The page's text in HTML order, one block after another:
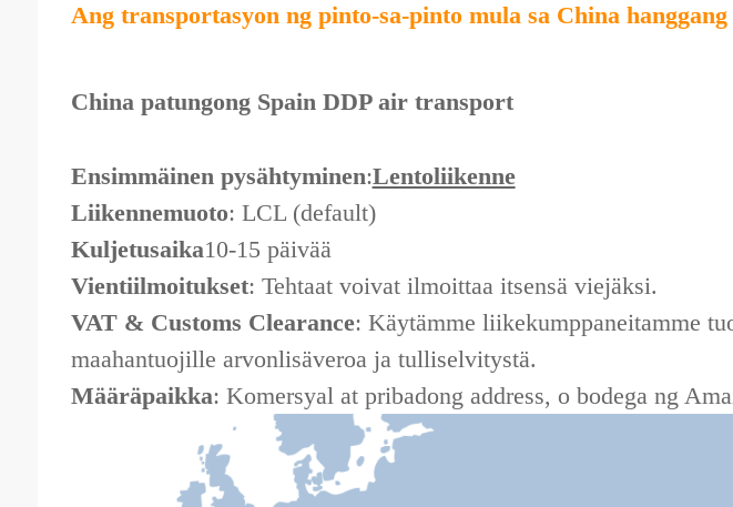
Ang transportasyon ng pinto-sa-pinto mula sa China hanggang
China patungong Spain DDP air transport
Ensimmäinen pysähtyminen:Lentoliikenne
Liikennemuoto: LCL (default)
Kuljetusaika10-15 päivää
Vientiilmoitukset: Tehtaat voivat ilmoittaa itsensä viejäksi.
VAT & Customs Clearance: Käytämme liikekumppaneitamme
maahantuojille arvonlisäveroa ja tulliselvitystä.
Määräpaikka: Komersyal at pribadong address, o bodega ng